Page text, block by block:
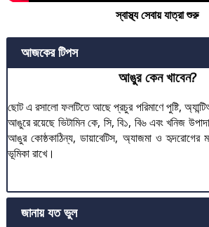
স্বাস্থ্য সেবায় যাত্রা শুরু
আজকের টিপস
আঙুর কেন খাবেন?
ছোট এ রসালো ফলটিতে আছে প্রচুর পরিমাণে পুষ্টি,
আঙুরে রয়েছে ভিটামিন কে, সি, বি১, বি৬ এবং খনিজ
আঙুর কোষ্ঠকাঠিন্য, ডায়াবেটিস, অ্যাজমা ও
ভূমিকা রাখে।
জানায় যত ভুল